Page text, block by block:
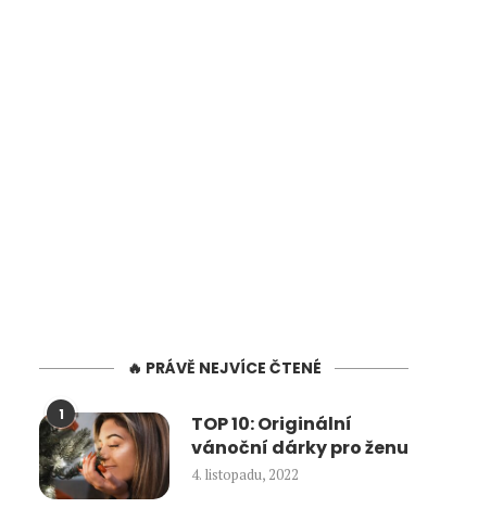
🔥 PRÁVĚ NEJVÍCE ČTENÉ
1
TOP 10: Originální
vánoční dárky pro ženu
4. listopadu, 2022